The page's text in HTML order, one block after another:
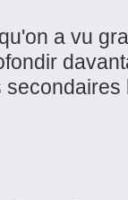
a vu